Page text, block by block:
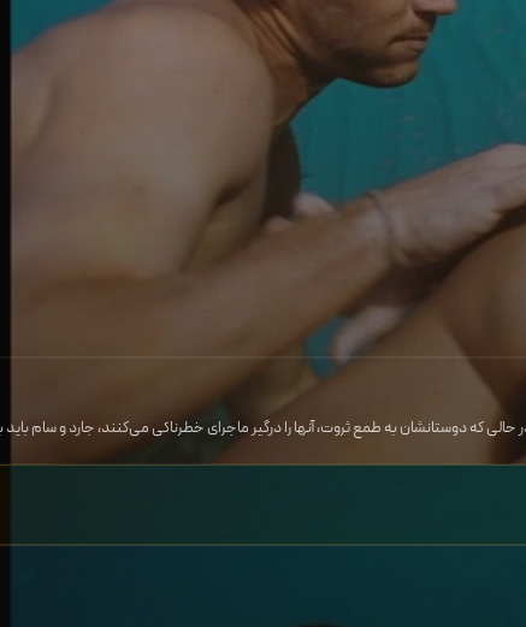
که دوستانشان به طمع ثروت، آنها را درگیر ماجرای خطرناکی می‌کنند، جارد و سام